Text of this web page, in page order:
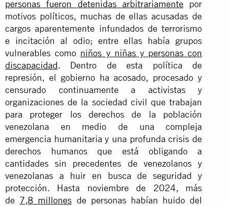
personas fueron detenidas arbitrariamentepor
motivos políticos, muchas de ellas acusadas de
cargos aparentemente infundados de terrorismo
e incitación al odio; entre ellas había grupos
vulnerables como niños y niñas y personas con
discapacidad. Dentro de esta política de
represión, el gobierno ha acosado, procesado y
censurado continuamente a activistas y
organizaciones de la sociedad civil que trabajan
para proteger los derechos de la población
venezolana en medio de una compleja
emergencia humanitaria y una profunda crisis de
derechos humanos que está obligando a
cantidades sin precedentes de venezolanos y
venezolanas a huir en busca de seguridad y
protección. Hasta noviembre de 2024, más
de 7,8 millones de personas habían huido del